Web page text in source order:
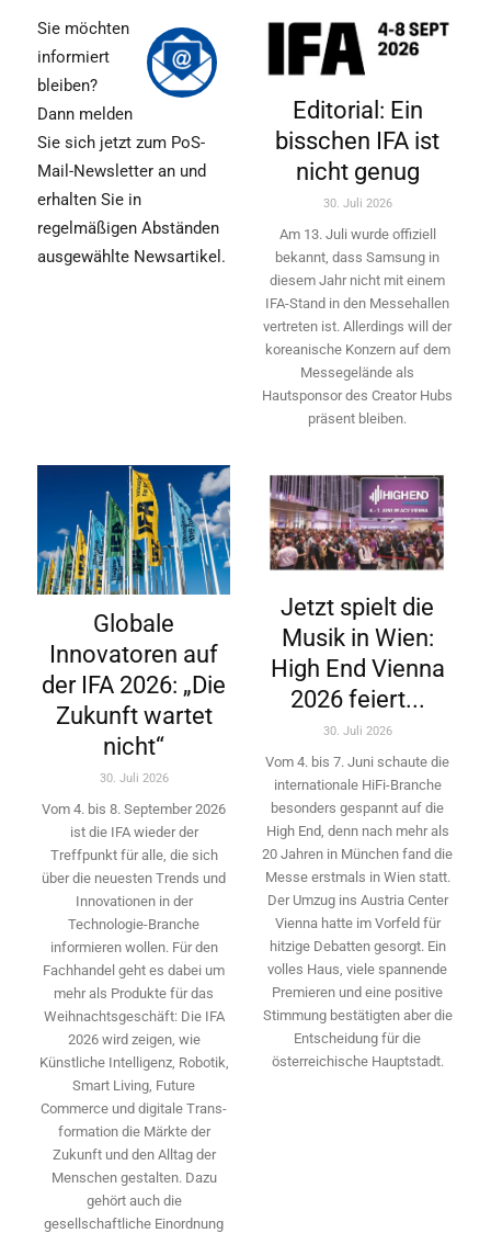
Sie möchten
informiert
bleiben?
Dann melden
Sie sich jetzt zum PoS-
Mail-Newsletter an und
erhalten Sie in
regelmäßigen Abständen
ausgewählte Newsartikel.
Editorial: Ein
bisschen IFA ist
nicht genug
30. Juli 2026
Am 13. Juli wurde offiziell
bekannt, dass Samsung in
diesem Jahr nicht mit einem
IFA-Stand in den Messehallen
vertreten ist. Allerdings will ­der
koreanische Konzern auf dem
Messegelände als
Hautsponsor des Creator Hubs
präsent bleiben.
Globale
Innovatoren auf
der IFA 2026: „Die
Zukunft wartet
nicht“
30. Juli 2026
Vom 4. bis 8. September 2026
ist die IFA wieder der
Treffpunkt für alle, die sich
über die neuesten Trends und
Innovationen in der
Technologie-­Branche
informieren wollen. Für den
Fachhandel geht es dabei um
mehr als Produkte für das
Weihnachtsgeschäft: Die IFA
2026 wird ­zeigen, wie
Künstliche Intelligenz, Robotik,
Smart Living, Future
Commerce und digitale Trans­
formation die Märkte der
Zukunft und den Alltag der
Menschen gestalten. Dazu
gehört auch die
gesellschaftliche Einordnung
Jetzt spielt die
Musik in Wien:
High End Vienna
2026 feiert...
30. Juli 2026
Vom 4. bis 7. Juni schaute die
internationale HiFi-Branche
besonders gespannt auf die
High End, denn nach mehr als
20 Jahren in München fand die
Messe erstmals in Wien statt.
Der Umzug ins Austria Center
Vienna hatte im Vorfeld für
hitzige Debatten gesorgt. Ein
volles Haus, viele spannende
Premieren und eine positive
Stimmung bestätigten aber die
Entscheidung für die
österreichische Hauptstadt.